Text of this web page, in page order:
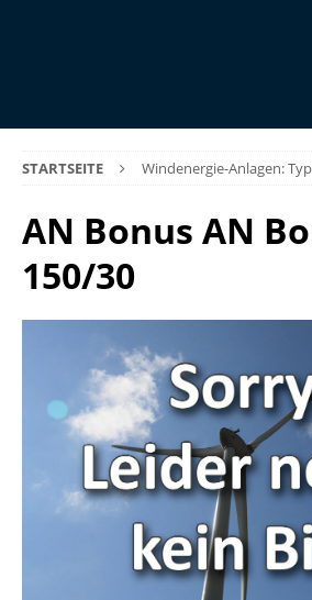
STARTSEITE Windenergie-Anlagen:
AN Bonus AN
150/30